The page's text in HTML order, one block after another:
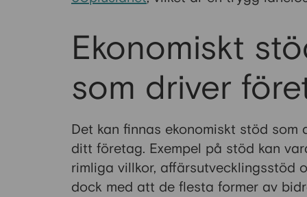
Ekonomiskt
som driver
Det kan finnas ekonomiskt stöd
ditt företag. Exempel på stöd kan
rimliga villkor, affärsutvecklingsstöd
dock med att de flesta former av